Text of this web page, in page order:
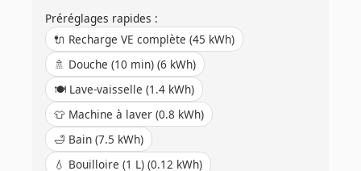
Préréglages rapides :
🔌 Recharge VE complète (45 kWh)
🚿 Douche (10 min) (6 kWh)
🍽️ Lave-vaisselle (1.4 kWh)
👕 Machine à laver (0.8 kWh)
🛁 Bain (7.5 kWh)
💧 Bouilloire (1 L) (0.12 kWh)